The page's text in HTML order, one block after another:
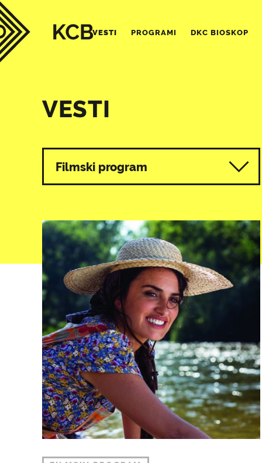
VESTI PROGRAMI DKC BIOSKOP
VESTI
Svi programi
Filmski program